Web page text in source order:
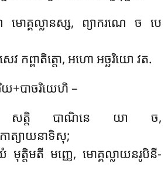
មោគ្គល្លានស្ស, ព្យាករណេ ច បេ
េវ កព្ពាតិត្តោ, អហោ អច្ឆរិយោ វត.
យ+បាចរិយេហិ –
សត្តិ បាណិនេ យា ច,
កាត្យាយនាទិសុ;
មុត្តិមតី មញ្ញេ, មោគ្គល្លាយនរូបិនី-